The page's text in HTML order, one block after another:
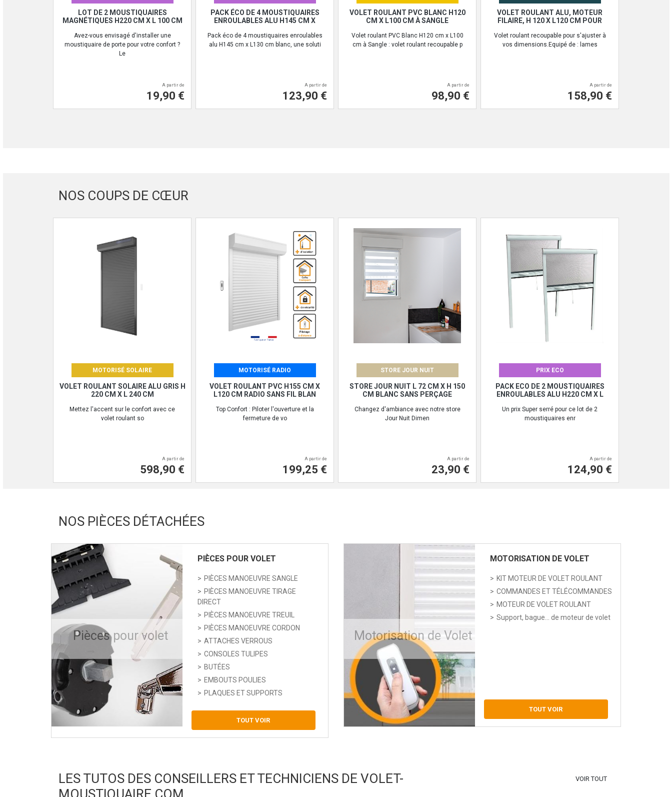
LOT DE 2 MOUSTIQUAIRES
MAGNÉTIQUES H220 CM X L 100 CM
Avez-vous envisagé d'installer une
moustiquaire de porte pour votre confort ?
Le
A partir de
19,90 €
PACK ÉCO DE 4 MOUSTIQUAIRES
ENROULABLES ALU H145 CM X
Pack éco de 4 moustiquaires enroulables
alu H145 cm x L130 cm blanc, une soluti
A partir de
123,90 €
VOLET ROULANT PVC BLANC H120
CM X L100 CM À SANGLE
Volet roulant PVC Blanc H120 cm x L100
cm à Sangle : volet roulant recoupable p
A partir de
98,90 €
VOLET ROULANT ALU, MOTEUR
FILAIRE, H 120 X L120 CM POUR
Volet roulant recoupable pour s'ajuster à
vos dimensions.Equipé de : lames
A partir de
158,90 €
NOS COUPS DE CŒUR
MOTORISÉ SOLAIRE
VOLET ROULANT SOLAIRE ALU GRIS H
220 CM X L 240 CM
Mettez l'accent sur le confort avec ce
volet roulant so
A partir de
598,90 €
MOTORISÉ RADIO
VOLET ROULANT PVC H155 CM X
L120 CM RADIO SANS FIL BLAN
Top Confort : Piloter l'ouverture et la
fermeture de vo
A partir de
199,25 €
STORE JOUR NUIT
STORE JOUR NUIT L 72 CM X H 150
CM BLANC SANS PERÇAGE
Changez d'ambiance avec notre store
Jour Nuit Dimen
A partir de
23,90 €
PRIX ECO
PACK ECO DE 2 MOUSTIQUAIRES
ENROULABLES ALU H220 CM X L
Un prix Super serré pour ce lot de 2
moustiquaires enr
A partir de
124,90 €
NOS PIÈCES DÉTACHÉES
Pièces pour volet
PIÈCES POUR VOLET
PIÈCES MANOEUVRE SANGLE
PIÈCES MANOEUVRE TIRAGE
DIRECT
PIÈCES MANOEUVRE TREUIL
PIÈCES MANOEUVRE CORDON
ATTACHES VERROUS
CONSOLES TULIPES
BUTÉES
EMBOUTS POULIES
PLAQUES ET SUPPORTS
TOUT VOIR
Motorisation de Volet
MOTORISATION DE VOLET
KIT MOTEUR DE VOLET ROULANT
COMMANDES ET TÉLÉCOMMANDES
MOTEUR DE VOLET ROULANT
Support, bague... de moteur de volet
TOUT VOIR
LES TUTOS DES CONSEILLERS ET TECHNICIENS DE VOLET-
MOUSTIQUAIRE.COM
VOIR TOUT